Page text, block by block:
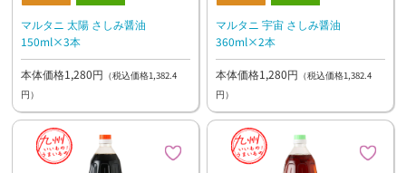
マルタニ 太陽 さしみ醤油
150ml×3本
本体価格1,280円 （税込価格1,382.4
円）
マルタニ 宇宙 さしみ醤油
360ml×2本
本体価格1,280円 （税込価格1,382.4
円）